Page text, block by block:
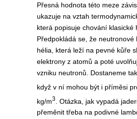
Přesná hodnota této meze
ukazuje na vztah
která popisuje chování klasické
Předpokládá se, že
hélia, která leží na pevné kůře
elektrony z atomů a poté
vzniku neutronů. Dostaneme
když v ní mohou být i příměsi
kg/m3. Otázka, jak vypadá
přeměnit třeba na podivné